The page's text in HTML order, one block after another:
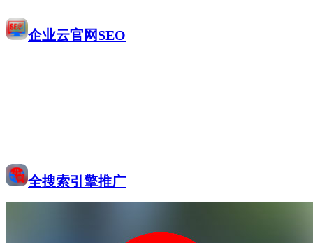
企业云官网SEO
全搜索引擎推广